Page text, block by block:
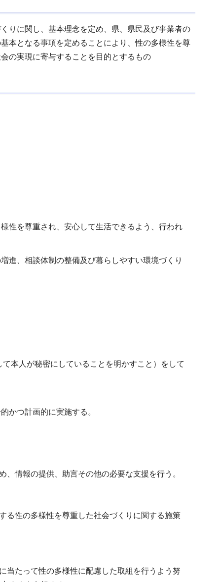
りに関し、基本理念を定め、県、県民及び事業者の
本となる事項を定めることにより、性の多様性を尊
の実現に寄与することを目的とするもの
性を尊重され、安心して生活できるよう、行われ
進、相談体制の整備及び暮らしやすい環境づくり
本人が秘密にしていることを明かすこと）をして
かつ計画的に実施する。
情報の提供、助言その他の必要な支援を行う。
性の多様性を尊重した社会づくりに関する施策
当たって性の多様性に配慮した取組を行うよう努